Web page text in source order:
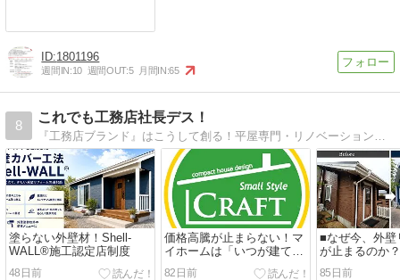
1801196
週間IN:10 週間OUT:5 月間IN:65
8
これでも工務店社長デス！
『工務店ブランド』はこうして創る！平屋専門・リノベーション専門の創業者はこんな記事を３６５日書いてます！
塗らない外壁材！Shell-
WALL®施工認定店制度
48日前
価格高騰が止まらない！マ
イホームは「いつが建て
時」？
82日前
■なぜ今、外壁
が止まるのか？
85日前